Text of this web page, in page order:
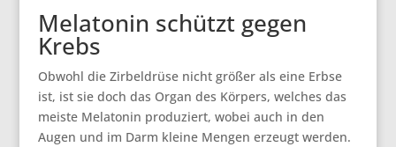
Melatonin schützt gegen
Krebs
Obwohl die Zirbeldrüse nicht größer als eine Erbse
ist, ist sie doch das Organ des Körpers, welches das
meiste Melatonin produziert, wobei auch in den
Augen und im Darm kleine Mengen erzeugt werden.